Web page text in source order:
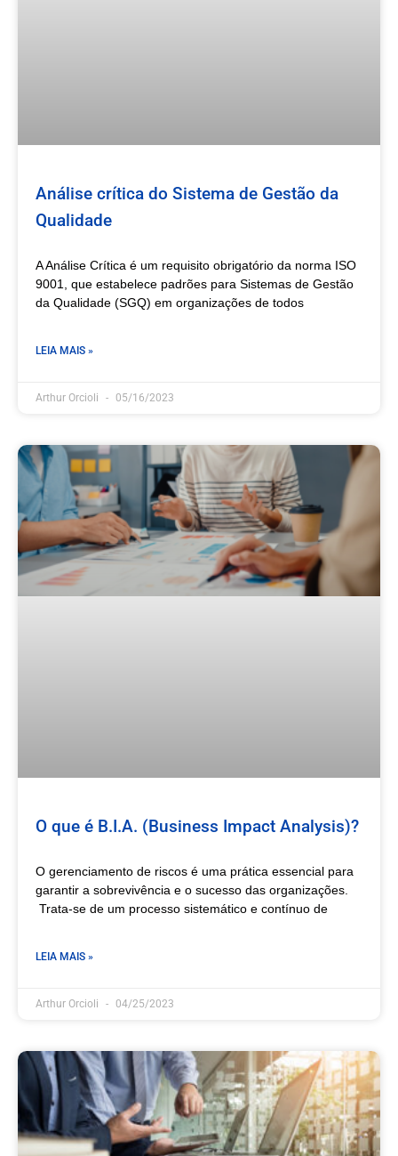
Análise crítica do Sistema de Gestão da
Qualidade
A Análise Crítica é um requisito obrigatório da norma ISO
9001, que estabelece padrões para Sistemas de Gestão
da Qualidade (SGQ) em organizações de todos
LEIA MAIS »
Arthur Orcioli 05/16/2023
O que é B.I.A. (Business Impact Analysis)?
O gerenciamento de riscos é uma prática essencial para
garantir a sobrevivência e o sucesso das organizações.
Trata-se de um processo sistemático e contínuo de
LEIA MAIS »
Arthur Orcioli 04/25/2023